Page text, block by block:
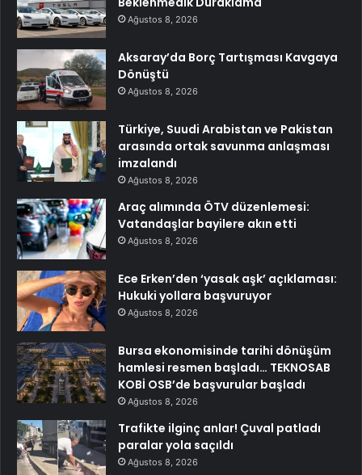
Ağustos 8, 2026
Aksaray’da Borç Tartışması Kavgaya
Dönüştü
Ağustos 8, 2026
Türkiye, Suudi Arabistan ve Pakistan
arasında ortak savunma anlaşması
imzalandı
Ağustos 8, 2026
Araç alımında ÖTV düzenlemesi:
Vatandaşlar bayilere akın etti
Ağustos 8, 2026
Ece Erken’den ‘yasak aşk’ açıklaması:
Hukuki yollara başvuruyor
Ağustos 8, 2026
Bursa ekonomisinde tarihi dönüşüm
hamlesi resmen başladı… TEKNOSAB
KOBİ OSB’de başvurular başladı
Ağustos 8, 2026
Trafikte ilginç anlar! Çuval patladı
paralar yola saçıldı
Ağustos 8, 2026